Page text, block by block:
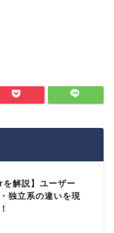
を解説】ユーザー
独立系の違いを現